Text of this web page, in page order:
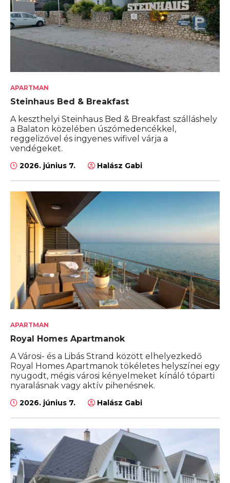
APARTMAN
Steinhaus Bed & Breakfast
A keszthelyi Steinhaus Bed & Breakfast szálláshely
a Balaton közelében úszómedencékkel,
reggelizővel és ingyenes wifivel várja a
vendégeket.
2026. június 7. Halász Gabi
APARTMAN
Royal Homes Apartmanok
A Városi- és a Libás Strand között elhelyezkedő
Royal Homes Apartmanok tökéletes helyszínei egy
nyugodt, mégis városi kényelmeket kínáló tóparti
nyaralásnak vagy aktív pihenésnek.
2026. június 7. Halász Gabi